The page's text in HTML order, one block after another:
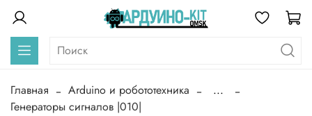
Главная Arduino и робототехника
...
Генераторы сигналов |010|